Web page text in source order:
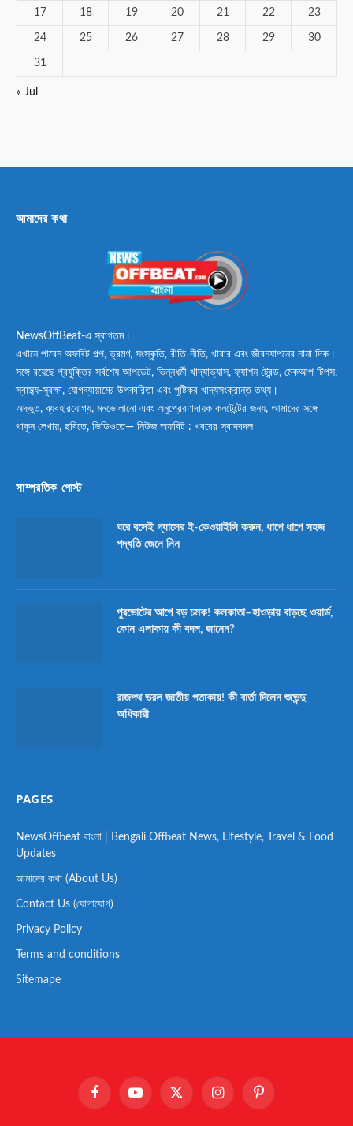
17 18 19 20 21 22 23
24 25 26 27 28 29 30
31
« Jul
আমাদের কথা
NewsOffBeat-এ স্বাগতম।
এখানে পাবেন অফবিট গল্প, ভ্রমণ, সংস্কৃতি, রীতি-নীতি, খাবার এবং জীবনযাপনের নানা দিক।
সঙ্গে রয়েছে প্রযুক্তির সর্বশেষ আপডেট, ভিন্নধর্মী খাদ্যাভ্যাস, ফ্যাশন ট্রেন্ড, মেকআপ টিপস,
স্বাস্থ্য-সুরক্ষা, যোগব্যায়ামের উপকারিতা এবং পুষ্টিকর খাদ্যসংক্রান্ত তথ্য।
অদ্ভুত, ব্যবহারযোগ্য, মনভোলানো এবং অনুপ্রেরণাদায়ক কনটেন্টের জন্য, আমাদের সঙ্গে
থাকুন লেখায়, ছবিতে, ভিডিওতে— নিউজ অফবিট : খবরের স্বাদবদল
সাম্প্রতিক পোস্ট
ঘরে বসেই গ্যাসের ই-কেওয়াইসি করুন, ধাপে ধাপে সহজ
পদ্ধতি জেনে নিন
পুরভোটের আগে বড় চমক! কলকাতা–হাওড়ায় বাড়ছে ওয়ার্ড,
কোন এলাকায় কী বদল, জানেন?
রাজপথ ভরল জাতীয় পতাকায়! কী বার্তা দিলেন শুভেন্দু
অধিকারী
PAGES
NewsOffbeat বাংলা | Bengali Offbeat News, Lifestyle, Travel & Food
Updates
আমাদের কথা (About Us)
Contact Us (যোগাযোগ)
Privacy Policy
Terms and conditions
Sitemape
FacebookYouTube X
InstagramPinterest